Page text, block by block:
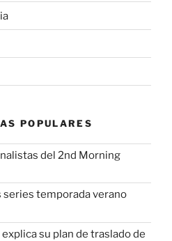
POPULARES
del 2nd Morning
series temporada verano
su plan de traslado de